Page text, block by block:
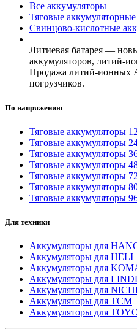
Все аккумуляторы
Тяговые аккумуляторные
Свинцово-кислотные
Литиевая батарея —
аккумуляторов, литий-
Продажа литий-ионных
погрузчиков.
По напряжению
Тяговые аккумуляторы
Тяговые аккумуляторы
Тяговые аккумуляторы
Тяговые аккумуляторы
Тяговые аккумуляторы
Тяговые аккумуляторы
Тяговые аккумуляторы
Для техники
Аккумуляторы для
Аккумуляторы для HELI
Аккумуляторы для
Аккумуляторы для
Аккумуляторы для
Аккумуляторы для TCM
Аккумуляторы для